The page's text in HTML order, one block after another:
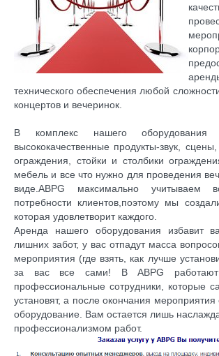
технического обеспечения любой
концертов и вечеринок.
В комплекс нашего оборудования
высококачественные продукты-звук,
ограждения, стойки и столбики
мебель и все что нужно для проведения
виде.ABPG максимально
потребности клиентов,поэтому мы
которая удовлетворит каждого.
Аренда нашего оборудования избавит
лишних забот, у вас отпадут масса
мероприятия (где взять, как лучше
за вас все сами! В ABPG
профессиональные сотрудники, которые
установят, а после окончания мероприятия
оборудование. Вам остается лишь
профессионализмом работ.